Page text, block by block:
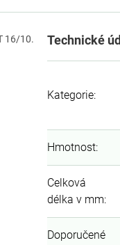
16/10.
Technické
Kategorie:
Hmotnost:
Celková
délka v mm:
Doporučené